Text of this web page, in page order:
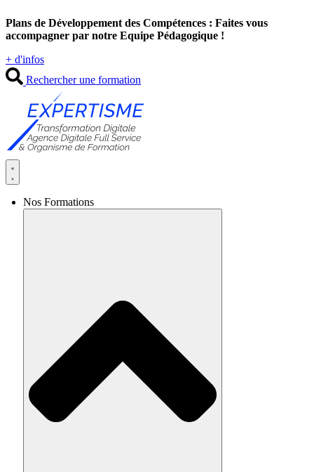
au
contenu
Plans de Développement des Compétences : Faites vous
accompagner par notre Equipe Pédagogique !
+ d'infos
Rechercher une formation
Nos Formations